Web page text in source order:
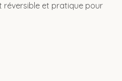
réversible et pratique pour